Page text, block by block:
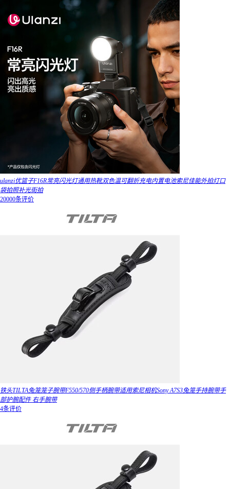
ulanzi优篮子F16R常亮闪光灯通用热靴双色温可翻折充电内置电池索尼佳能外拍灯口
袋拍照补光街拍
20000条评价
铁头TILTA兔笼笼子腕带F550/570侧手柄腕带适用索尼相机Sony A7S3兔笼手持腕带手
部护腕配件 右手腕带
4条评价